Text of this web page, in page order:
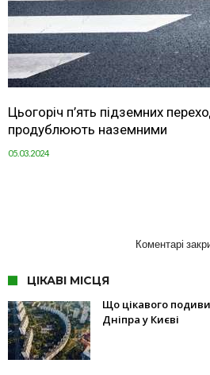
Цьогоріч п’ять підземних
продублюють наземними
05.03.2024
Коментарі
ЦІКАВІ МІСЦЯ
Що цікавого
Дніпра у Києві